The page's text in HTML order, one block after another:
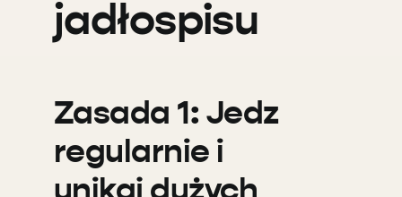
jadłospisu
Zasada 1: Jedz
regularnie i